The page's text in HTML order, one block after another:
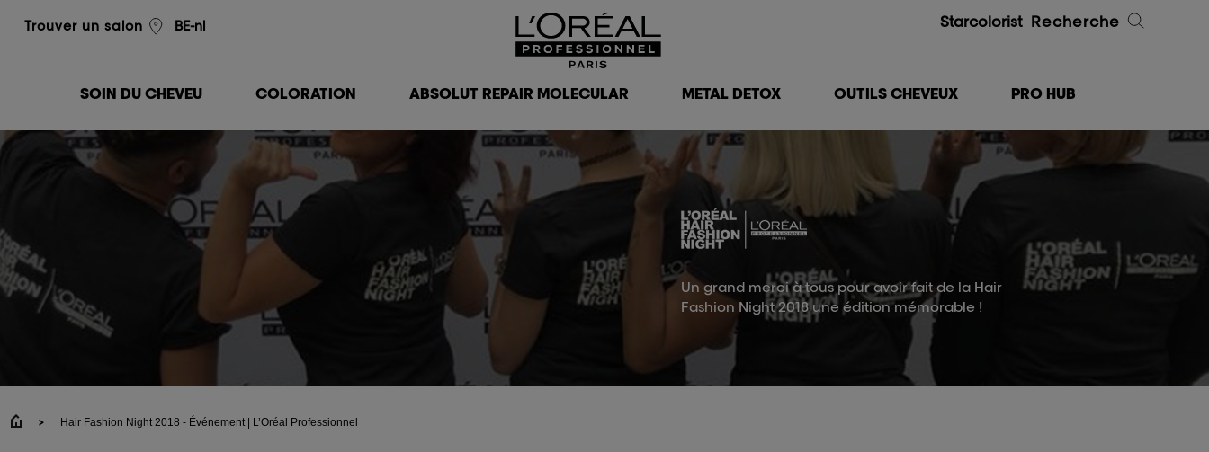
Trouver un salon BE-nl
L'Oréal Professionnel Starcolorist Recherche
SOIN DU CHEVEU COLORATION ABSOLUT REPAIR MOLECULAR METAL DETOX OUTILS CHEVEUX PRO HUB
Un grand merci à tous pour avoir fait de la Hair
Fashion Night 2018 une édition mémorable !
Hair Fashion Night 2018 - Événement | L’Oréal Professionnel